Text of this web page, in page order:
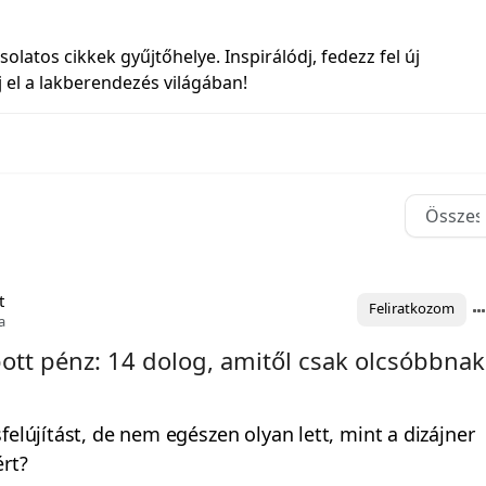
cikkek gyűjtőhelye. Inspirálódj, fedezz fel új
a lakberendezés világában!
Feliratkozom
pénz: 14 dolog, amitől csak olcsóbbnak
de nem egészen olyan lett, mint a dizájner